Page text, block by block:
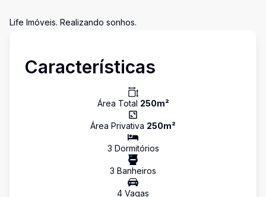
Life Imóveis. Realizando sonhos.
Características
Área Total 250m²
Área Privativa 250m²
3 Dormitórios
3 Banheiros
4 Vagas